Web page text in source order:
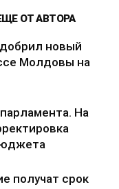
ОТ АВТОРА
новый
Молдовы на
На
получат срок